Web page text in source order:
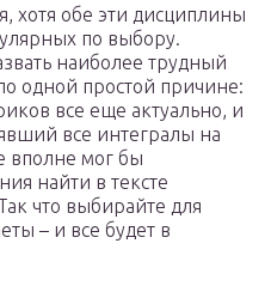
хотя обе эти дисциплины
по выбору.
наиболее трудный
одной простой причине:
все еще актуально, и
все интегралы на
вполне мог бы
найти в тексте
что выбирайте для
– и все будет в